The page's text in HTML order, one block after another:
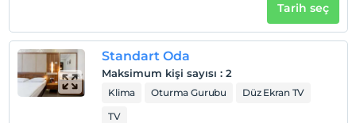
2 yaşına kadar olan bebekler ücretsizdir.
Her bir oda için 6 yaşına kadar 1 çocuk ücretsizdir
Tarih seç
Standart Oda
Maksimum kişi sayısı : 2
Klima Oturma Gurubu
Düz Ekran TV
TV